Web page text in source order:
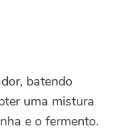
batendo
uma mistura
e o fermento.